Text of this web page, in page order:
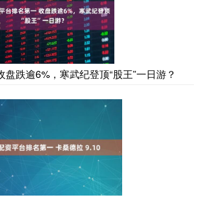
跌逾6%，寒武纪登顶“股王”一日游？